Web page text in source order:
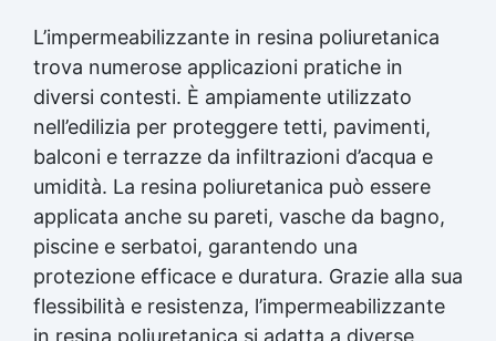
L’impermeabilizzante in resina poliuretanica
trova numerose applicazioni pratiche in
diversi contesti. È ampiamente utilizzato
nell’edilizia per proteggere tetti, pavimenti,
balconi e terrazze da infiltrazioni d’acqua e
umidità. La resina poliuretanica può essere
applicata anche su pareti, vasche da bagno,
piscine e serbatoi, garantendo una
protezione efficace e duratura. Grazie alla sua
flessibilità e resistenza, l’impermeabilizzante
in resina poliuretanica si adatta a diverse